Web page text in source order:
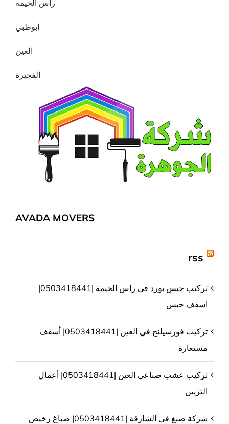
راس الخيمة
ابوظبي
العين
الفجيرة
AVADA MOVERS
rss
تركيب جبس بورد في راس الخيمة |0503418441|
اسقف جبس
تركيب فورسيلنج في العين |0503418441| أسقف
مستعارة
تركيب عشب صناعي العين |0503418441| أعمال
التزيين
شركة صبغ في الشارقة |0503418441| صباغ رخيص